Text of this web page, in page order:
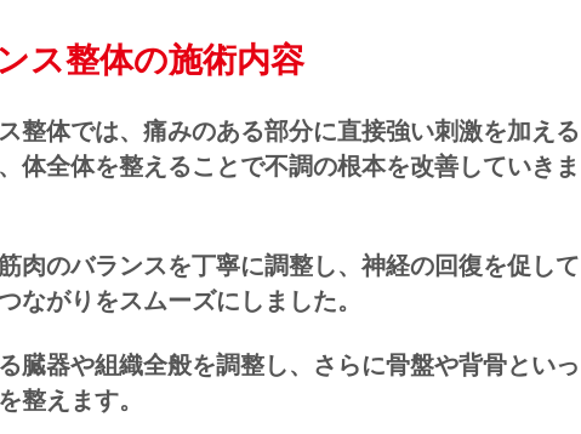
ス整体の施術内容
整体では、痛みのある部分に直接強い刺激を加える
体全体を整えることで不調の根本を改善していきま
肉のバランスを丁寧に調整し、神経の回復を促して
ながりをスムーズにしました。
臓器や組織全般を調整し、さらに骨盤や背骨といっ
整えます。